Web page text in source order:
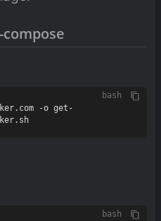
bash
-o get-
bash